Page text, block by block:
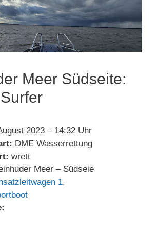
Meer Südseite:
2023 – 14:32 Uhr
DME Wasserrettung
wrett
Meer – Südseie
1,